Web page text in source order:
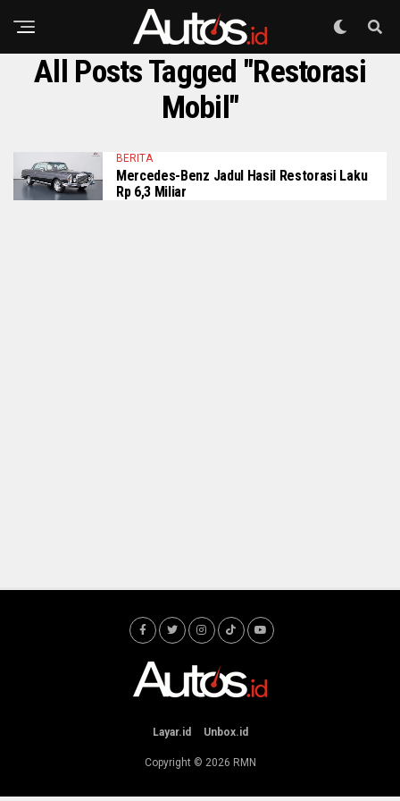
All Posts Tagged "restorasi
Mobil"
BERITA
Mercedes-Benz Jadul Hasil Restorasi Laku
Rp 6,3 Miliar
Layar.id Unbox.id
Copyright © 2026 RMN